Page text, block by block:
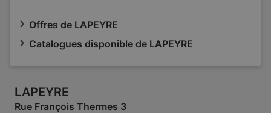
Offres de LAPEYRE
Catalogues disponible de LAPEYRE
LAPEYRE
Rue François Thermes 3